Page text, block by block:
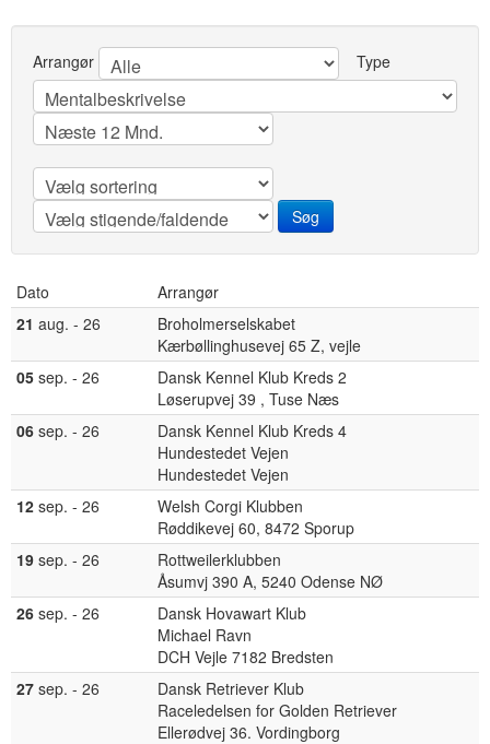
Arrangør Type
Dato
Arrangør
21 aug. - 26
Broholmerselskabet
Kærbøllinghusevej 65 Z, vejle
05 sep. - 26
Dansk Kennel Klub Kreds 2
Løserupvej 39 , Tuse Næs
06 sep. - 26
Dansk Kennel Klub Kreds 4
Hundestedet Vejen
Hundestedet Vejen
12 sep. - 26
Welsh Corgi Klubben
Røddikevej 60, 8472 Sporup
19 sep. - 26
Rottweilerklubben
Åsumvj 390 A, 5240 Odense NØ
26 sep. - 26
Dansk Hovawart Klub
Michael Ravn
DCH Vejle 7182 Bredsten
27 sep. - 26
Dansk Retriever Klub
Raceledelsen for Golden Retriever
Ellerødvej 36. Vordingborg